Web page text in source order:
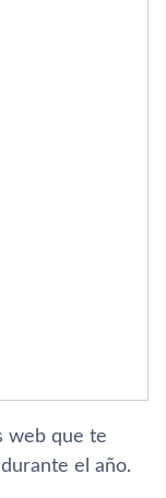
web que te
el año.